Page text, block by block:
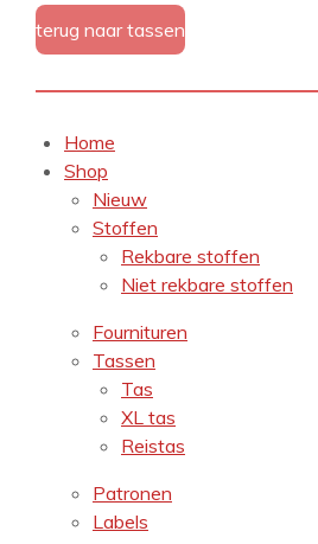
terug naar tassen
Home
Shop
Nieuw
Stoffen
Rekbare stoffen
Niet rekbare stoffen
Fournituren
Tassen
Tas
XL tas
Reistas
Patronen
Labels